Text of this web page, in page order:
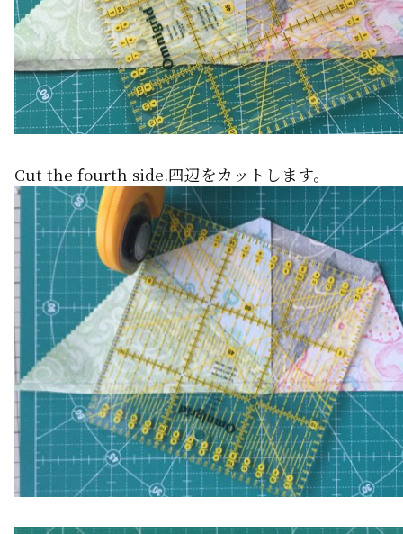
Cut the fourth side.四辺をカットします。